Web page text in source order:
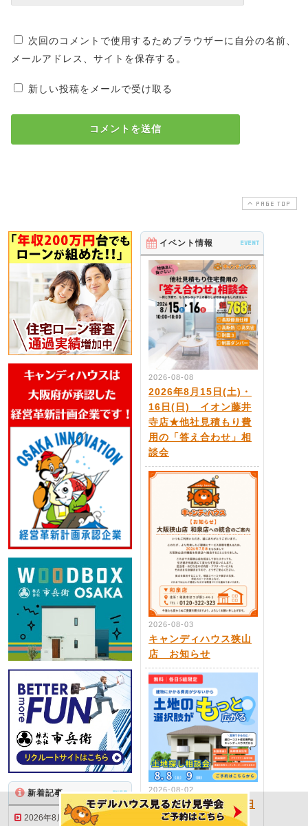
次回のコメントで使用するためブラウザーに自分の名前、
メールアドレス、サイトを保存する。
新しい投稿をメールで受け取る
PAGE TOP
新着記事 INFO
2026年8月15日(土)・16日
イベント情報 EVENT
2026-08-08
2026年8月15日(土)・
16日(日) イオン藤井
寺店★他社見積もり費
用の「答え合わせ」相
談会
2026-08-03
キャンディハウス狭山
店 お知らせ
2026-08-02
2026年8月8日(土),9日
(日) 和泉店★土地探